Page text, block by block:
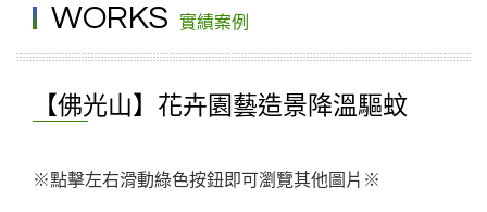
WORKS 實績案例
【佛光山】花卉園藝造景降溫驅蚊
※點擊左右滑動綠色按鈕即可瀏覽其他圖片※